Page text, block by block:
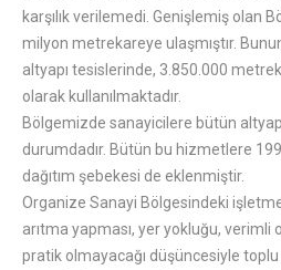
karşılık verilemedi. Genişlemiş olan
milyon metrekareye ulaşmıştır.
altyapı tesislerinde, 3.850.000
olarak kullanılmaktadır.
Bölgemizde sanayicilere bütün
durumdadır. Bütün bu hizmetlere
dağıtım şebekesi de eklenmiştir.
Organize Sanayi Bölgesindeki
arıtma yapması, yer yokluğu, verimli
pratik olmayacağı düşüncesiyle toplu